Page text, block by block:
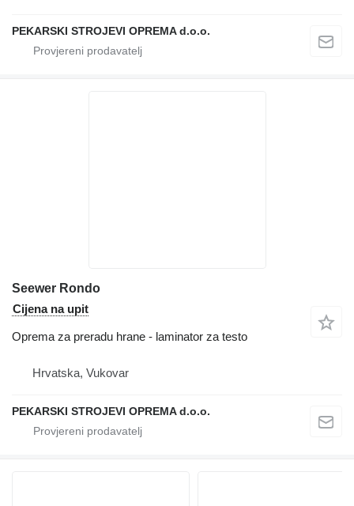
PEKARSKI STROJEVI OPREMA d.o.o.
Seewer Rondo
Cijena na upit
Oprema za preradu hrane - laminator za testo
Hrvatska, Vukovar
PEKARSKI STROJEVI OPREMA d.o.o.